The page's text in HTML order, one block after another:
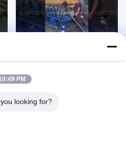
channel/strut/track roll forming
PM
looking for?